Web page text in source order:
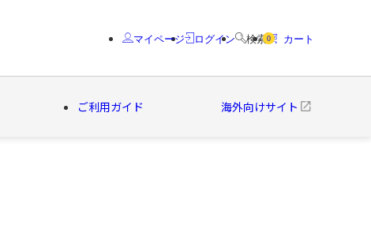
マイページ ログイン 検索 0 カート
ご利用ガイド 海外向けサイト